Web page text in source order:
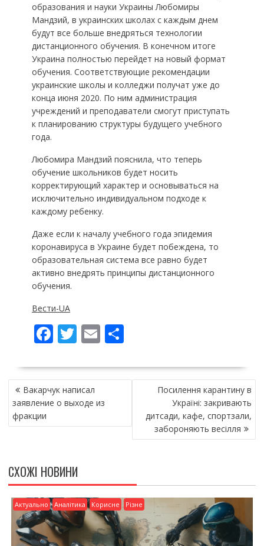
образования и науки Украины Любомиры
Мандзий, в украинских школах с каждым днем
будут все больше внедряться технологии
дистанционного обучения. В конечном итоге
Украина полностью перейдет на новый формат
обучения. Соответствующие рекомендации
украинские школы и колледжи получат уже до
конца июня 2020. По ним администрация
учреждений и преподаватели смогут приступать
к планированию структуры будущего учебного
года.
Любомира Мандзий пояснила, что теперь
обучение школьников будет носить
корректирующий характер и основываться на
исключительно индивидуальном подходе к
каждому ребенку.
Даже если к началу учебного года эпидемия
коронавируса в Украине будет побеждена, то
образовательная система все равно будет
активно внедрять принципы дистанционного
обучения.
Вести-UA
F
e
b
o
o
T
itt
er
E
ai
П
ді
т
и
НАВІГАЦІЯ
ЗАПИСІВ
Вакарчук написал
заявление о выходе из
фракции
Посилення карантину в
Україні: закривають
дитсади, кафе, спортзали,
забороняють весілля
СХОЖІ НОВИНИ
Актуально Аналітика Корисне Різне